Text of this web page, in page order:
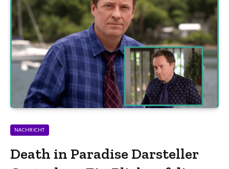
NACHRICHT
Death in Paradise Darsteller